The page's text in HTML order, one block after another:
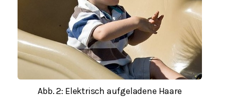
Abb. 2: Elektrisch aufgeladene Haare